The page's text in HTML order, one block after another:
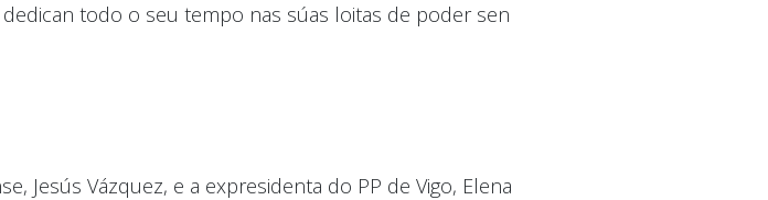
todo o seu tempo nas súas loitas de poder sen
Jesús Vázquez, e a expresidenta do PP de Vigo, Elena